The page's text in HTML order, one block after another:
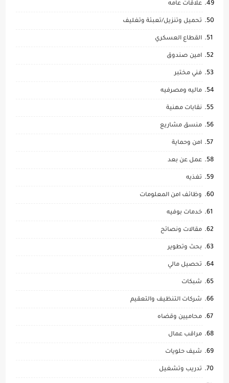
علاقات عامه
تحميل وتنزيل/تعبئة وتغليف
القطاع العسكري
امين صندوق
فني مختبر
ماليه ومصرفيه
نقابات مهنية
منسق مشاريع
امن وحماية
عمل عن بعد
تغذيه
وظائف امن المعلومات
خدمات بوفيه
مقالات ونصائح
بحث وتطوير
تحصيل مالي
شبكات
شركات التنظيف والتعقيم
محاميين وقضاه
مراقب عمال
شيف حلويات
تدريب وتشغيل